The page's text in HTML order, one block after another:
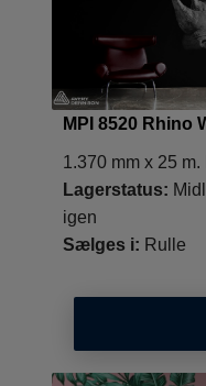
MPI 8520 Rhino
1.370 mm x 25
Lagerstatus:
igen
Sælges i: Rulle